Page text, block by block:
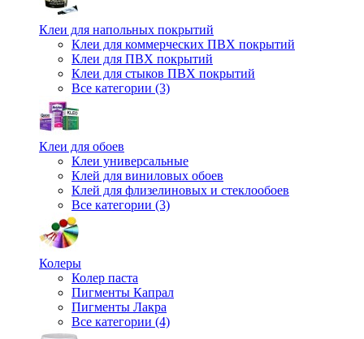
Клеи для напольных покрытий
Клеи для коммерческих ПВХ покрытий
Клеи для ПВХ покрытий
Клеи для стыков ПВХ покрытий
Все категории (3)
Клеи для обоев
Клеи универсальные
Клей для виниловых обоев
Клей для флизелиновых и стеклообоев
Все категории (3)
Колеры
Колер паста
Пигменты Капрал
Пигменты Лакра
Все категории (4)